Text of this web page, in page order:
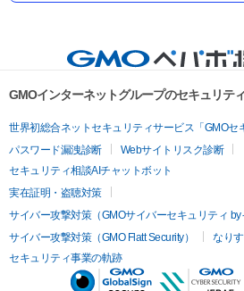
GMOインターネットグループのセキュリテ
世界初総合ネットセキュリティサービス「GMOセ
パスワード漏洩診断
Webサイトリスク診断
セキュリティ相談AIチャットボット
実在証明・盗聴対策
サイバー攻撃対策（GMOサイバーセキュリティ by
サイバー攻撃対策（GMO Flatt Security）
なり
セキュリティ事業の軌跡